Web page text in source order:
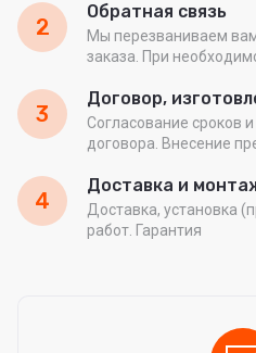
2
Обратная связь
Мы перезваниваем
заказа. При
3
Договор,
Согласование сроков
договора. Внесение
4
Доставка и
Доставка, установка
работ. Гарантия